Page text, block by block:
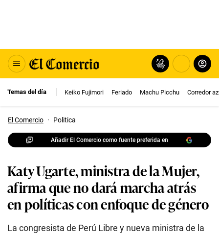
Temas del día Keiko Fujimori Feriado Machu Picchu Corredor
El Comercio · Politica
Añadir El Comercio como fuente preferida en
Katy Ugarte, ministra de la Mujer,
afirma que no dará marcha atrás
en políticas con enfoque de género
La congresista de Perú Libre y nueva ministra de la